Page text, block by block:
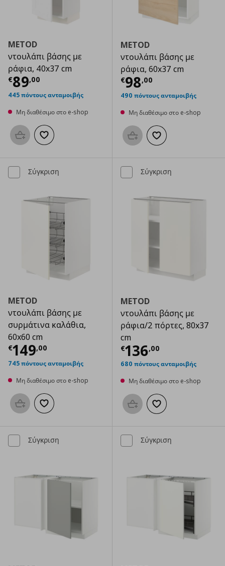
METOD
ντουλάπι βάσης με
ράφια, 40x37 cm
€89,00
Τρέχουσα τιμή € 89,00
445 πόντους ανταμοιβής
Μη διαθέσιμο στο e-shop
Προσθήκη στο καλάθι
Προσθήκη στα αγαπημένα
METOD
ντουλάπι βάσης με
ράφια, 60x37 cm
€98,00
Τρέχουσα
490 πόντους ανταμοιβής
Μη διαθέσιμο στο e-shop
Προσθήκη στο καλάθι
Προσθήκη στα
Σύγκριση
METOD
ντουλάπι βάσης με
συρμάτινα καλάθια,
60x60 cm
€149,00
Τρέχουσα τιμή € 149,00
745 πόντους ανταμοιβής
Μη διαθέσιμο στο e-shop
Προσθήκη στο καλάθι
Προσθήκη στα αγαπημένα
Σύγκριση
METOD
ντουλάπι βάσης με
ράφια/2 πόρτες, 80x37
cm
€136,00
Τρέχουσα
680 πόντους ανταμοιβής
Μη διαθέσιμο στο e-shop
Προσθήκη στο καλάθι
Προσθήκη στα
Σύγκριση Σύγκριση